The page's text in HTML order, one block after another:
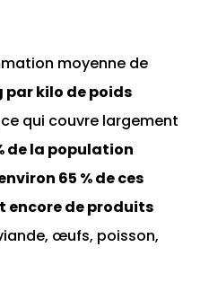
moyenne de
par kilo de poids
qui couvre largement
de la population
65 % de ces
encore de produits
œufs, poisson,